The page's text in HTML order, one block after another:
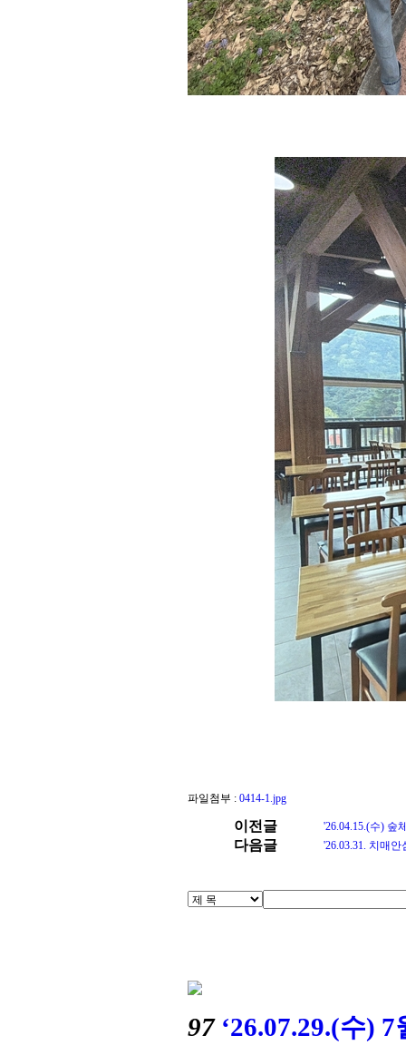
파일첨부 : 0414-1.jpg
이전글 '26.04.15.(수) 숲
다음글 '26.03.31. 치매
97 ‘26.07.29.(수)